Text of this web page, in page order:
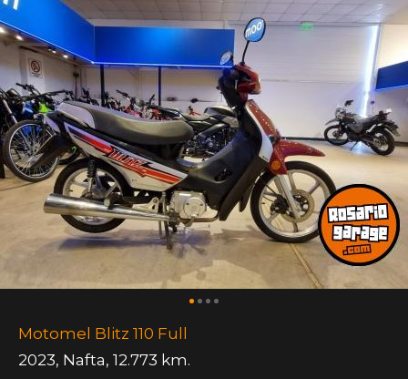
Motomel Blitz 110 Full
2023, Nafta, 12.773 km.